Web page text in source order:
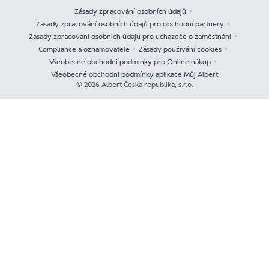
Zásady zpracování osobních údajů
Zásady zpracování osobních údajů pro obchodní partnery
Zásady zpracování osobních údajů pro uchazeče o zaměstnání
Compliance a oznamovatelé
Zásady používání cookies
Všeobecné obchodní podmínky pro Online nákup
Všeobecné obchodní podmínky aplikace Můj Albert
© 2026 Albert Česká republika, s.r.o.